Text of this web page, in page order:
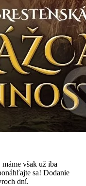
však už iba
sa! Dodanie
dní.